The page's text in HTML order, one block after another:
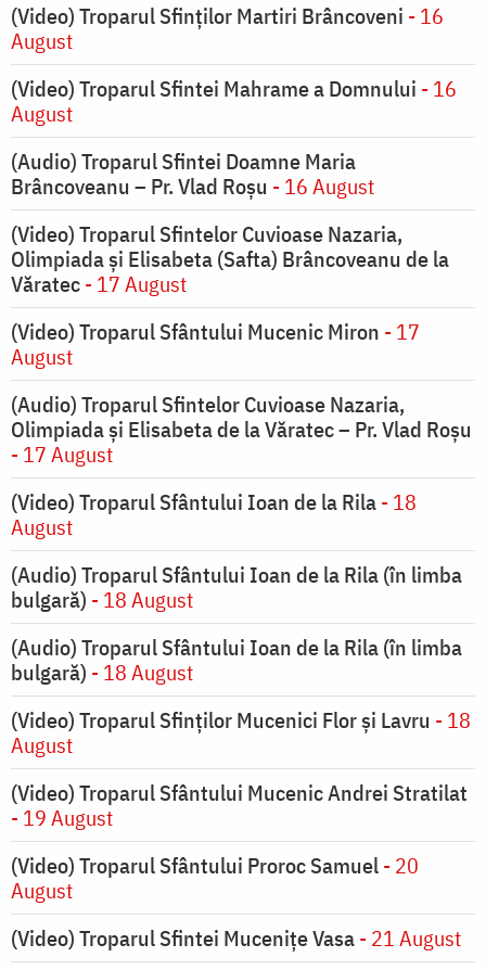
(Video) Troparul Sfinților Martiri Brâncoveni - 16
August
(Video) Troparul Sfintei Mahrame a Domnului - 16
August
(Audio) Troparul Sfintei Doamne Maria
Brâncoveanu – Pr. Vlad Roșu - 16 August
(Video) Troparul Sfintelor Cuvioase Nazaria,
Olimpiada și Elisabeta (Safta) Brâncoveanu de la
Văratec- 17 August
(Video) Troparul Sfântului Mucenic Miron - 17
August
(Audio) Troparul Sfintelor Cuvioase Nazaria,
Olimpiada și Elisabeta de la Văratec – Pr. Vlad Roșu
- 17 August
(Video) Troparul Sfântului Ioan de la Rila- 18
August
(Audio) Troparul Sfântului Ioan de la Rila (în limba
bulgară) - 18 August
(Audio) Troparul Sfântului Ioan de la Rila (în limba
bulgară) - 18 August
(Video) Troparul Sfinților Mucenici Flor și Lavru - 18
August
(Video) Troparul Sfântului Mucenic Andrei Stratilat
- 19 August
(Video) Troparul Sfântului Proroc Samuel- 20
August
(Video) Troparul Sfintei Mucenițe Vasa- 21 August